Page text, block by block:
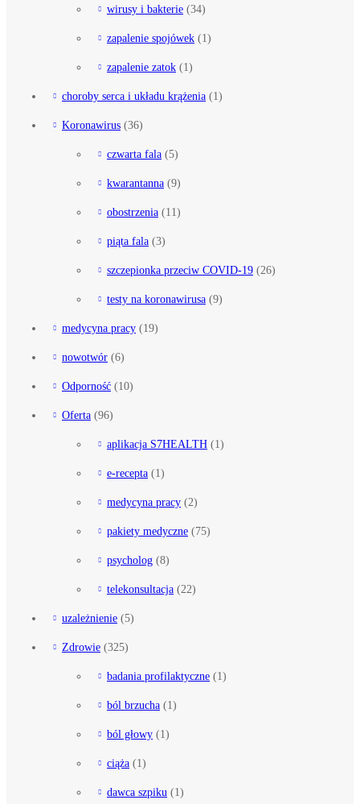
wirusy i bakterie (34)
zapalenie spojówek (1)
zapalenie zatok (1)
choroby serca i układu krążenia (1)
Koronawirus (36)
czwarta fala (5)
kwarantanna (9)
obostrzenia (11)
piąta fala (3)
szczepionka przeciw COVID-19 (26)
testy na koronawirusa (9)
medycyna pracy (19)
nowotwór (6)
Odporność (10)
Oferta (96)
aplikacja S7HEALTH (1)
e-recepta (1)
medycyna pracy (2)
pakiety medyczne (75)
psycholog (8)
telekonsultacja (22)
uzależnienie (5)
Zdrowie (325)
badania profilaktyczne (1)
ból brzucha (1)
ból głowy (1)
ciąża (1)
dawca szpiku (1)